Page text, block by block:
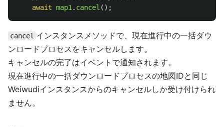
await map1 . cancel ();
cancel インスタンスメソッドで、現在進行中の一括ダウ
ンロードプロセスをキャンセルします。
キャンセルの完了はイベントで通知されます。
現在進行中の一括ダウンロードプロセスの地図IDと同じ
Weiwudiインスタンスからのキャンセルしか受け付けられ
ません。